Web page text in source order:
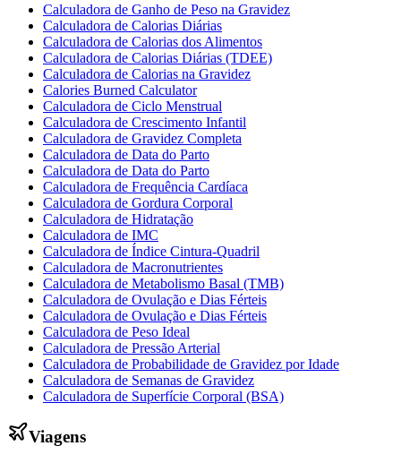
Calculadora de Ganho de Peso na Gravidez
Calculadora de Calorias Diárias
Calculadora de Calorias dos Alimentos
Calculadora de Calorias Diárias (TDEE)
Calculadora de Calorias na Gravidez
Calories Burned Calculator
Calculadora de Ciclo Menstrual
Calculadora de Crescimento Infantil
Calculadora de Gravidez Completa
Calculadora de Data do Parto
Calculadora de Data do Parto
Calculadora de Frequência Cardíaca
Calculadora de Gordura Corporal
Calculadora de Hidratação
Calculadora de IMC
Calculadora de Índice Cintura-Quadril
Calculadora de Macronutrientes
Calculadora de Metabolismo Basal (TMB)
Calculadora de Ovulação e Dias Férteis
Calculadora de Ovulação e Dias Férteis
Calculadora de Peso Ideal
Calculadora de Pressão Arterial
Calculadora de Probabilidade de Gravidez por Idade
Calculadora de Semanas de Gravidez
Calculadora de Superfície Corporal (BSA)
Viagens